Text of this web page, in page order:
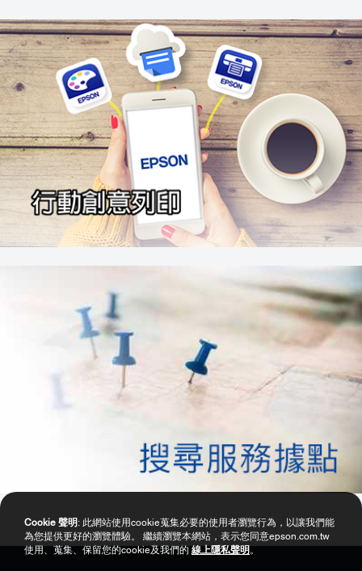
Cookie 聲明 : 此網站使用cookie蒐集必要的使用者瀏覽行為，以讓我們能
為您提供更好的瀏覽體驗。 繼續瀏覽本網站，表示您同意epson.com.tw
使用、蒐集、保留您的cookie及我們的 線上隱私聲明 。